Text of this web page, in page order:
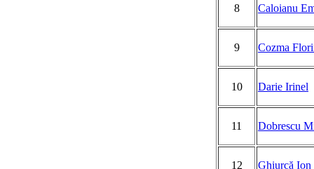
8 Caloianu
9 Cozma
10 Darie Irinel
11 Dobrescu
12 Ghiurcă Ion